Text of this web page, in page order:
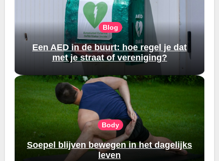
Blog
Een AED in de buurt: hoe regel je dat
met je straat of vereniging?
Body
Soepel blijven bewegen in het dagelijks
leven